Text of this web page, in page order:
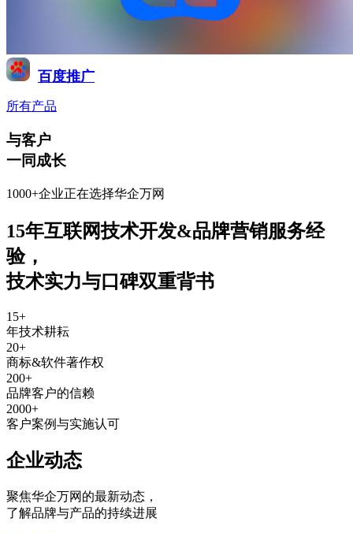
百度推广
所有产品
与客户
一同成长
1000+企业正在选择华企万网
15年互联网技术开发&品牌营销服务经
验，
技术实力与口碑双重背书
15+
年技术耕耘
20+
商标&软件著作权
200+
品牌客户的信赖
2000+
客户案例与实施认可
企业动态
聚焦华企万网的最新动态 ，
了解品牌与产品的持续进展